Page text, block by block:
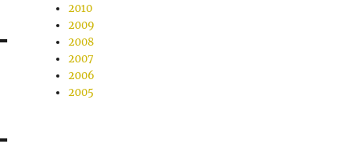
2010
2009
2008
2007
2006
2005